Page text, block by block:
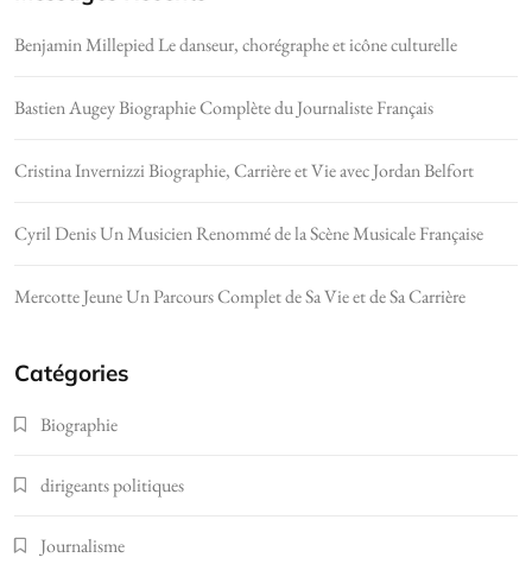
Benjamin Millepied Le danseur, chorégraphe et icône culturelle
Bastien Augey Biographie Complète du Journaliste Français
Cristina Invernizzi Biographie, Carrière et Vie avec Jordan Belfort
Cyril Denis Un Musicien Renommé de la Scène Musicale Française
Mercotte Jeune Un Parcours Complet de Sa Vie et de Sa Carrière
Catégories
Biographie
dirigeants politiques
Journalisme